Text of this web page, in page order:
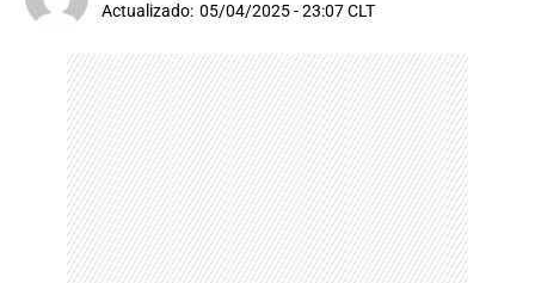
Actualizado: 05/04/2025 - 23:07 CLT